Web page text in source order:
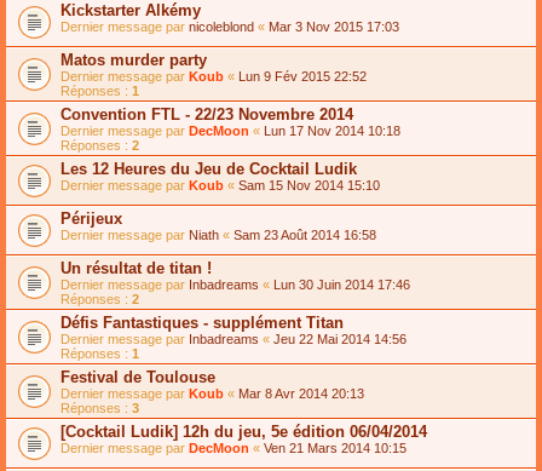
Kickstarter Alkémy
Dernier message par nicoleblond « Mar 3 Nov 2015 17:03
Matos murder party
Dernier message par Koub « Lun 9 Fév 2015 22:52
Réponses : 1
Convention FTL - 22/23 Novembre 2014
Dernier message par DecMoon « Lun 17 Nov 2014 10:18
Réponses : 2
Les 12 Heures du Jeu de Cocktail Ludik
Dernier message par Koub « Sam 15 Nov 2014 15:10
Périjeux
Dernier message par Niath « Sam 23 Août 2014 16:58
Un résultat de titan !
Dernier message par Inbadreams « Lun 30 Juin 2014 17:46
Réponses : 2
Défis Fantastiques - supplément Titan
Dernier message par Inbadreams « Jeu 22 Mai 2014 14:56
Réponses : 1
Festival de Toulouse
Dernier message par Koub « Mar 8 Avr 2014 20:13
Réponses : 3
[Cocktail Ludik] 12h du jeu, 5e édition 06/04/2014
Dernier message par DecMoon « Ven 21 Mars 2014 10:15